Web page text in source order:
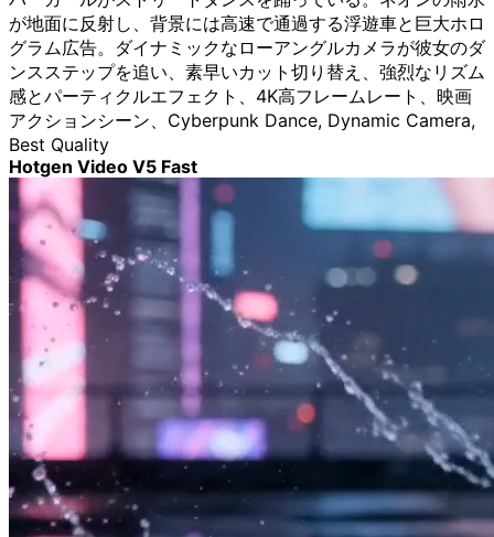
が地面に反射し、背景には高速で通過する浮遊車と巨大ホロ
グラム広告。ダイナミックなローアングルカメラが彼女のダ
ンスステップを追い、素早いカット切り替え、強烈なリズム
感とパーティクルエフェクト、4K高フレームレート、映画
アクションシーン、Cyberpunk Dance, Dynamic Camera,
Best Quality
Hotgen Video V5 Fast